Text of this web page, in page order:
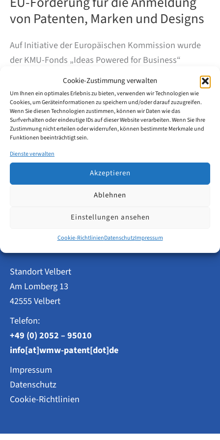
Cookie-Zustimmung verwalten
Um Ihnen ein optimales Erlebnis zu bieten, verwenden wir Technologien wie
Cookies, um Geräteinformationen zu speichern und/oder darauf zuzugreifen.
Wenn Sie diesen Technologien zustimmen, können wir Daten wie das
Surfverhalten oder eindeutige IDs auf dieser Website verarbeiten. Wenn Sie Ihre
Zustimmung nicht erteilen oder widerrufen, können bestimmte Merkmale und
Funktionen beeinträchtigt sein.
Dienste verwalten
Akzeptieren
Ablehnen
Einstellungen ansehen
Cookie-RichtlinienDatenschutzImpressum
von Patenten, Marken und Designs
Auf Initiative der Europäischen Kommission wurde
der KMU-Fonds „Ideas Powered for Business“
eingerichtet. Der KMU-Fonds bietet kleinen und
mittleren Unternehmen (KMU) mit Sitz in der
Europäischen Union (EU) finanzielle Unterstützung
für den Schutz ihrer Rechte des geistigen Eigentums.
Förderung
für
Anmeldung
Weiterlesen
Weisse, Moltmann & Willems PartG mbB
Standort Velbert
Am Lomberg 13
42555 Velbert
Telefon:
+49 (0) 2052 – 95010
info[at]wmw-patent[dot]de
Impressum
Datenschutz
Cookie-Richtlinien